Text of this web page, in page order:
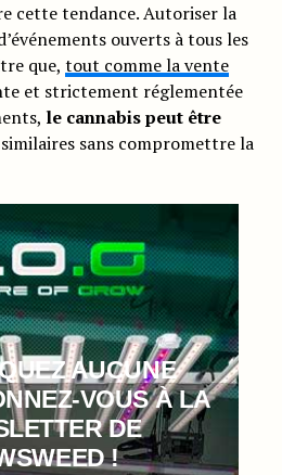
cette tendance. Autoriser la
ouverts à tous les
que, tout comme la vente
et strictement réglementée
le cannabis peut être
sans compromettre la
AUCUNE
VOUS À LA
DE
!